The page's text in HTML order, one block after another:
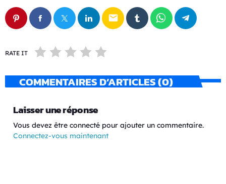
email
RATE IT
COMMENTAIRES D’ARTICLES (0)
Laisser une réponse
Vous devez être connecté pour ajouter un commentaire.
Connectez-vous maintenant